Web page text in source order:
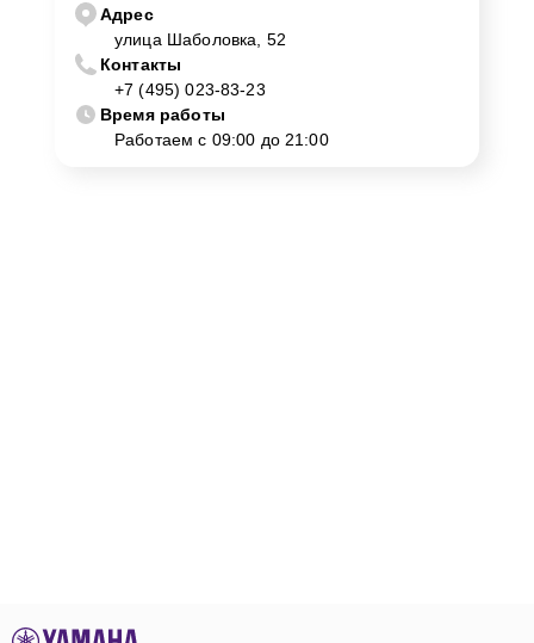
Адрес
улица Шаболовка, 52
Контакты
+7 (495) 023-83-23
Время работы
Работаем с 09:00 до 21:00